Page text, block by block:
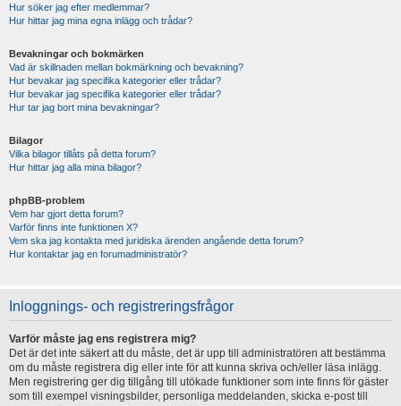
Hur söker jag efter medlemmar?
Hur hittar jag mina egna inlägg och trådar?
Bevakningar och bokmärken
Vad är skillnaden mellan bokmärkning och bevakning?
Hur bevakar jag specifika kategorier eller trådar?
Hur bevakar jag specifika kategorier eller trådar?
Hur tar jag bort mina bevakningar?
Bilagor
Vilka bilagor tillåts på detta forum?
Hur hittar jag alla mina bilagor?
phpBB-problem
Vem har gjort detta forum?
Varför finns inte funktionen X?
Vem ska jag kontakta med juridiska ärenden angående detta forum?
Hur kontaktar jag en forumadministratör?
Inloggnings- och registreringsfrågor
Varför måste jag ens registrera mig?
Det är det inte säkert att du måste, det är upp till administratören att bestämma
om du måste registrera dig eller inte för att kunna skriva och/eller läsa inlägg.
Men registrering ger dig tillgång till utökade funktioner som inte finns för gäster
som till exempel visningsbilder, personliga meddelanden, skicka e-post till